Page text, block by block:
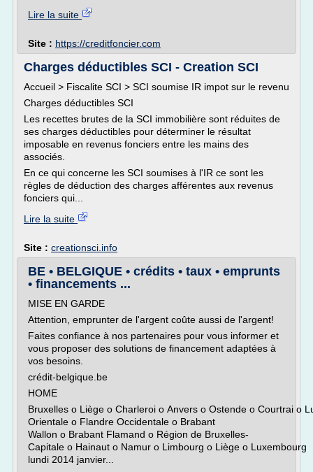
Lire la suite
Site : https://creditfoncier.com
Charges déductibles SCI - Creation SCI
Accueil > Fiscalite SCI > SCI soumise IR impot sur le revenu
Charges déductibles SCI
Les recettes brutes de la SCI immobilière sont réduites de
ses charges déductibles pour déterminer le résultat
imposable en revenus fonciers entre les mains des
associés.
En ce qui concerne les SCI soumises à l'IR ce sont les
règles de déduction des charges afférentes aux revenus
fonciers qui...
Lire la suite
Site : creationsci.info
BE • BELGIQUE • crédits • taux • emprunts
• financements ...
MISE EN GARDE
Attention, emprunter de l'argent coûte aussi de l'argent!
Faites confiance à nos partenaires pour vous informer et
vous proposer des solutions de financement adaptées à
vos besoins.
crédit-belgique.be
HOME
Bruxelles o Liège o Charleroi o Anvers o Ostende o Courtrai o
Orientale o Flandre Occidentale o Brabant
Wallon o Brabant Flamand o Région de Bruxelles-
Capitale o Hainaut o Namur o Limbourg o Liège o Luxembourg
lundi 2014 janvier...